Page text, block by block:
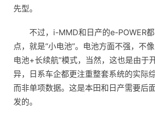
先型。
不过，i-MMD和日产的e-POWER
点，就是“小电池”。电池方面不强，不
电池+长续航”模式，当然，这也是由于
异，日系车企都更注重整套系统的实际
而非单项数据。这是本田和日产需要后
发的。